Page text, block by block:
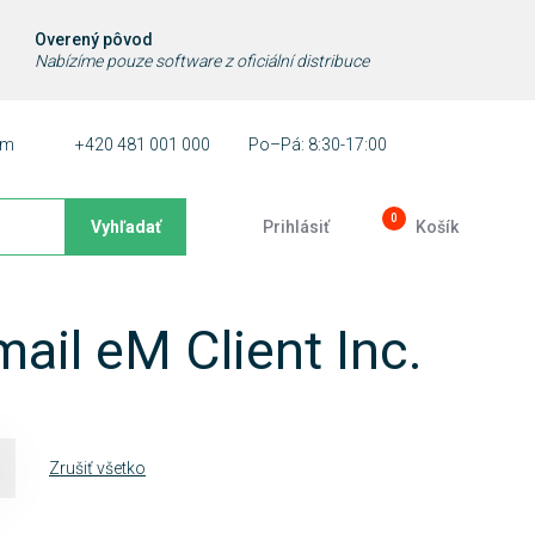
Overený pôvod
Nabízíme pouze software z oficiální distribuce
+420 481 001 000 Po–Pá: 8:30-17:00
Vyhľadať Prihlásiť 0 Košík
eM Client Inc.
Zrušiť všetko